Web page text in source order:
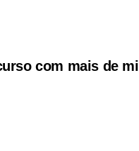
com mais de mil